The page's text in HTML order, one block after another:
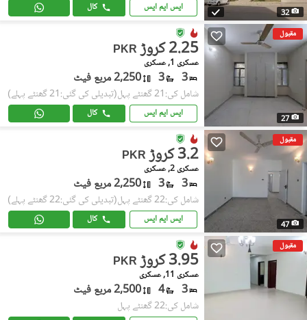
32 ایس ایم ایس کال
مقبول
27
PKR 2.25 کروڑ
عسکری 1, عسکری
3
3 2,250 مربع فیٹ
شامل کی:21 گھنٹے پہل (تبدیلی کی گئی:21 گھنٹے پہلے)
ایس ایم ایس کال
مقبول
47
PKR 3.2 کروڑ
عسکری 2, عسکری
3
3 2,250 مربع فیٹ
شامل کی:22 گھنٹے پہل (تبدیلی کی گئی:22 گھنٹے پہلے)
ایس ایم ایس کال
مقبول
PKR 3.95 کروڑ
عسکری 11, عسکری
3
4 2,500 مربع فیٹ
شامل کی:22 گھنٹے پہل